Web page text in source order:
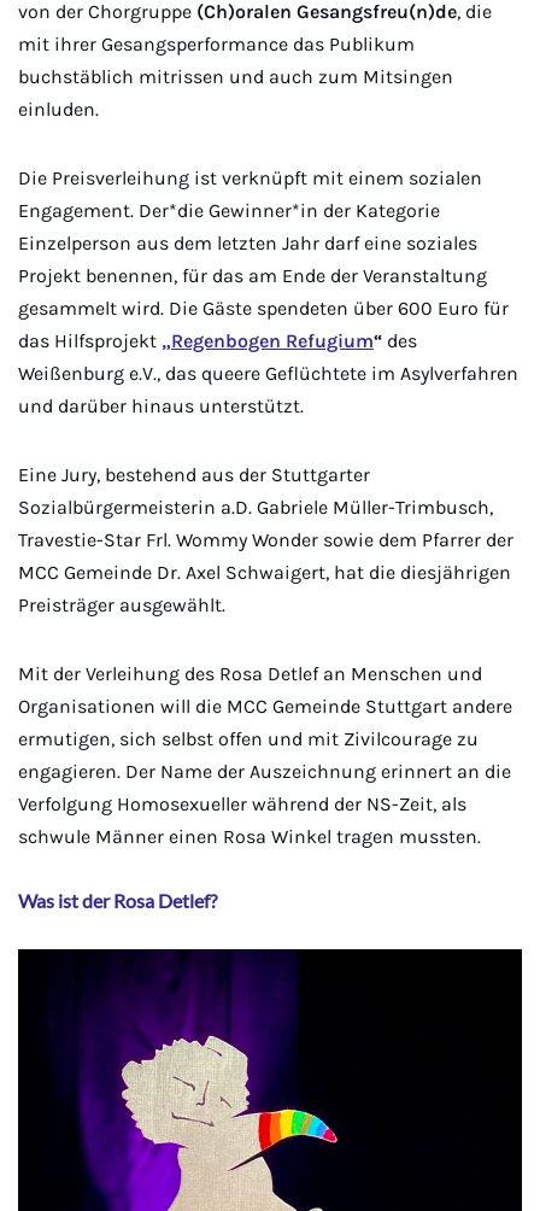
von der Chorgruppe (Ch)oralen Gesangsfreu(n)de, die
mit ihrer Gesangsperformance das Publikum
buchstäblich mitrissen und auch zum Mitsingen
einluden.
Die Preisverleihung ist verknüpft mit einem sozialen
Engagement. Der*die Gewinner*in der Kategorie
Einzelperson aus dem letzten Jahr darf eine soziales
Projekt benennen, für das am Ende der Veranstaltung
gesammelt wird. Die Gäste spendeten über 600 Euro für
das Hilfsprojekt „Regenbogen Refugium“ des
Weißenburg e.V., das queere Geflüchtete im Asylverfahren
und darüber hinaus unterstützt.
Eine Jury, bestehend aus der Stuttgarter
Sozialbürgermeisterin a.D. Gabriele Müller-Trimbusch,
Travestie-Star Frl. Wommy Wonder sowie dem Pfarrer der
MCC Gemeinde Dr. Axel Schwaigert, hat die diesjährigen
Preisträger ausgewählt.
Mit der Verleihung des Rosa Detlef an Menschen und
Organisationen will die MCC Gemeinde Stuttgart andere
ermutigen, sich selbst offen und mit Zivilcourage zu
engagieren. Der Name der Auszeichnung erinnert an die
Verfolgung Homosexueller während der NS-Zeit, als
schwule Männer einen Rosa Winkel tragen mussten.
Was ist der Rosa Detlef?